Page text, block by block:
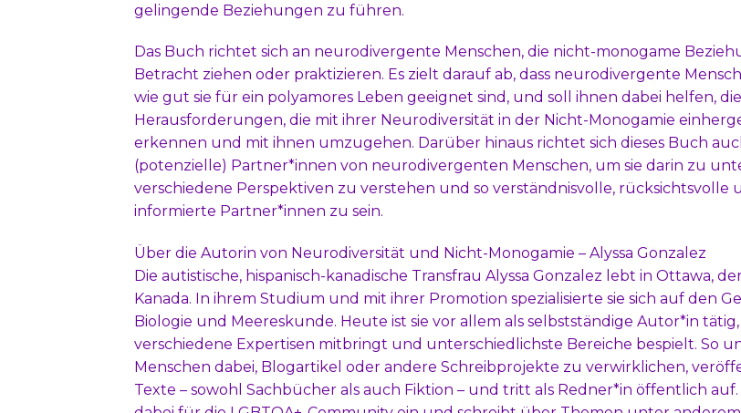
gelingende Beziehungen zu führen.
Das Buch richtet sich an neurodivergente Menschen, die nicht-monogame
Betracht ziehen oder praktizieren. Es zielt darauf ab, dass neurodivergente
wie gut sie für ein polyamores Leben geeignet sind, und soll ihnen dabei helfen, die
Herausforderungen, die mit ihrer Neurodiversität in der Nicht-Monogamie
erkennen und mit ihnen umzugehen. Darüber hinaus richtet sich dieses Buch
(potenzielle) Partner*innen von neurodivergenten Menschen, um sie darin zu
verschiedene Perspektiven zu verstehen und so verständnisvolle, rücksichtsvolle
informierte Partner*innen zu sein.
Über die Autorin von Neurodiversität und Nicht-Monogamie – Alyssa Gonzalez
Die autistische, hispanisch-kanadische Transfrau Alyssa Gonzalez lebt in Ottawa,
Kanada. In ihrem Studium und mit ihrer Promotion spezialisierte sie sich auf den
Biologie und Meereskunde. Heute ist sie vor allem als selbstständige Autor*in tätig,
verschiedene Expertisen mitbringt und unterschiedlichste Bereiche bespielt. So
Menschen dabei, Blogartikel oder andere Schreibprojekte zu verwirklichen,
Texte – sowohl Sachbücher als auch Fiktion – und tritt als Redner*in öffentlich auf.